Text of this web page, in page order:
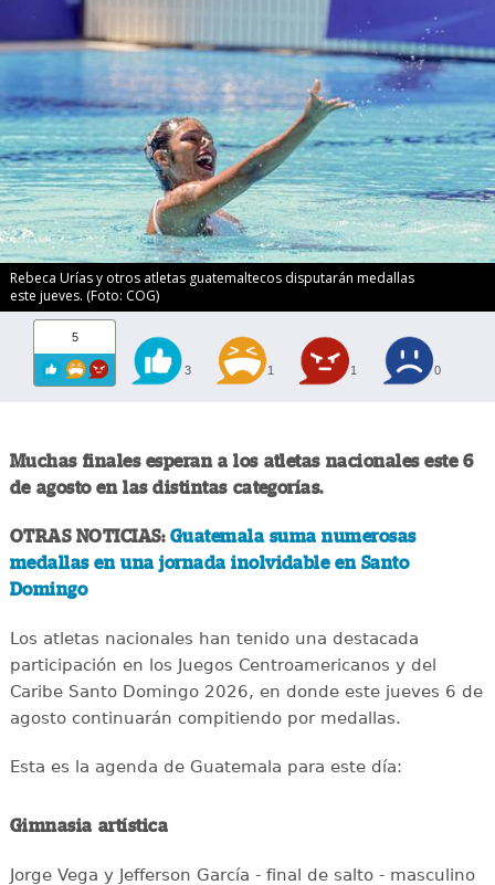
Rebeca Urías y otros atletas guatemaltecos disputarán medallas
este jueves. (Foto: COG)
5
3 1 1 0
Muchas finales esperan a los atletas nacionales este 6
de agosto en las distintas categorías.
OTRAS NOTICIAS: Guatemala suma numerosas
medallas en una jornada inolvidable en Santo
Domingo
Los atletas nacionales han tenido una destacada
participación en los Juegos Centroamericanos y del
Caribe Santo Domingo 2026, en donde este jueves 6 de
agosto continuarán compitiendo por medallas.
Esta es la agenda de Guatemala para este día:
Gimnasia artística
Jorge Vega y Jefferson García - final de salto - masculino